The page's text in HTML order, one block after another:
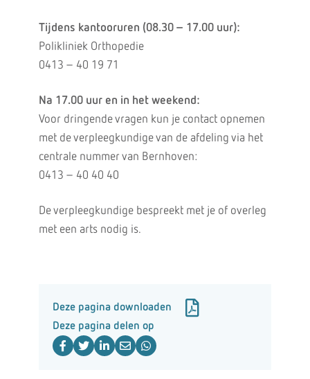
Tijdens kantooruren (08.30 – 17.00 uur):
Polikliniek Orthopedie
0413 – 40 19 71
Na 17.00 uur en in het weekend:
Voor dringende vragen kun je contact opnemen
met de verpleegkundige van de afdeling via het
centrale nummer van Bernhoven:
0413 – 40 40 40
De verpleegkundige bespreekt met je of overleg
met een arts nodig is.
Deze pagina downloaden
Deze pagina delen op